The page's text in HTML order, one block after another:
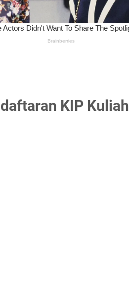
KIP Kuliah